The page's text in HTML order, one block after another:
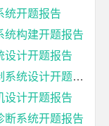
统开题报告
统构建开题报告
设计开题报告
设计开题报告
设计开题报告
断系统开题报告